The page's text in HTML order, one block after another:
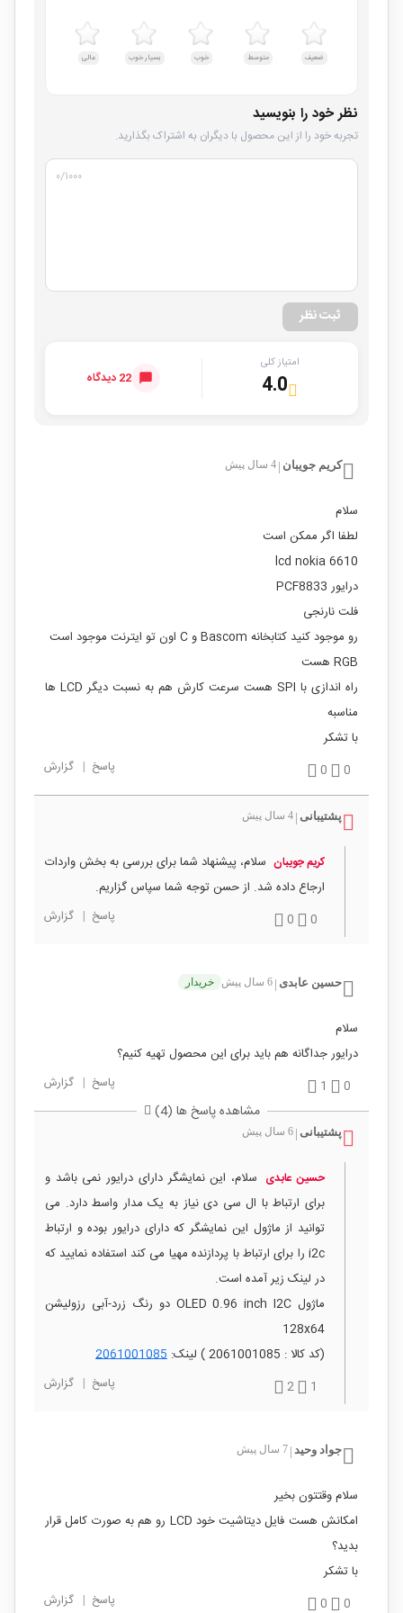
ضعیف متوسط خوب بسیار خوب عالی
نظر خود را بنویسید
تجربه خود را از این محصول با دیگران به اشتراک بگذارید.
۰/۱۰۰۰
ثبت نظر
امتیاز کلی
4.0 22 دیدگاه
کریم جویبان | 4 سال پیش
سلام
لطفا اگر ممکن است
lcd nokia 6610
درایور PCF8833
فلت نارنجی
رو موجود کنید کتابخانه Bascom و C اون تو ایترنت موجود است
RGB هست
راه اندازی با SPI هست سرعت کارش هم به نسبت دیگر LCD ها
مناسبه
با تشکر
0
0 پاسخ | گزارش
پشتیبانی | 4 سال پیش
کریم جویبان سلام، پیشنهاد شما برای بررسی به بخش واردات
ارجاع داده شد. از حسن توجه شما سپاس گزاریم.
0
0 پاسخ | گزارش
حسین عابدی | 6 سال پیش خریدار
سلام
درایور جداگانه هم باید برای این محصول تهیه کنیم؟
0
1 پاسخ | گزارش
مشاهده پاسخ ها (4)
پشتیبانی | 6 سال پیش
حسین عابدی سلام، این نمایشگر دارای درایور نمی باشد و
برای ارتباط با ال سی دی نیاز به یک مدار واسط دارد. می
توانید از ماژول این نمایشگر که دارای درایور بوده و ارتباط
i2c را برای ارتباط با پردازنده مهیا می کند استفاده نمایید که
در لینک زیر آمده است.
ماژول OLED 0.96 inch I2C دو رنگ زرد-آبی رزولیشن
128x64
(کد کالا : 2061001085 ) لینک:
2061001085
1
2 پاسخ | گزارش
جواد وحید | 7 سال پیش
سلام وقتتون بخیر
امکانش هست فایل دیتاشیت خود LCD رو هم به صورت کامل قرار
بدید؟
با تشکر
0
0 پاسخ | گزارش